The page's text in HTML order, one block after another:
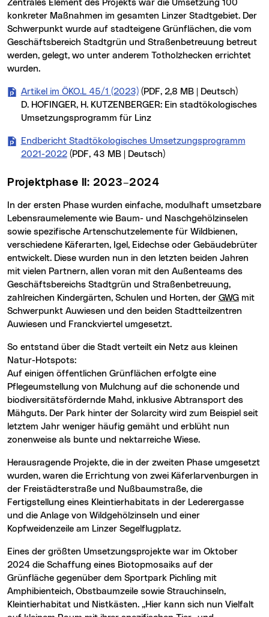
Zentrales Element des Projekts war die Umsetzung 100
konkreter Maßnahmen im gesamten Linzer Stadtgebiet. Der
Schwerpunkt wurde auf stadteigene Grünflächen, die vom
Geschäftsbereich Stadtgrün und Straßenbetreuung betreut
werden, gelegt, wo unter anderem Totholzhecken errichtet
wurden.
Artikel im ÖKO.L 45/1 (2023) (PDF, 2,8 MB | Deutsch)
D. HOFINGER, H. KUTZENBERGER: Ein stadtökologisches
Umsetzungsprogramm für Linz
Endbericht Stadtökologisches Umsetzungsprogramm
2021-2022 (PDF, 43 MB | Deutsch)
Projektphase II: 2023–2024
Lebensraumelemente wie Baum- und Naschgehölzinselen
sowie spezifische Artenschutzelemente für Wildbienen,
verschiedene Käferarten, Igel, Eidechse oder Gebäudebrüter
entwickelt. Diese wurden nun in den letzten beiden Jahren
mit vielen Partnern, allen voran mit den Außenteams des
Geschäftsbereichs Stadtgrün und Straßenbetreuung,
zahlreichen Kindergärten, Schulen und Horten, der GWG mit
Schwerpunkt Auwiesen und den beiden Stadtteilzentren
Auwiesen und Franckviertel umgesetzt.
So entstand über die Stadt verteilt ein Netz aus kleinen
Natur-Hotspots:
Auf einigen öffentlichen Grünflächen erfolgte eine
Pflegeumstellung von Mulchung auf die schonende und
biodiversitätsfördernde Mahd, inklusive Abtransport des
Mähguts. Der Park hinter der Solarcity wird zum Beispiel seit
letztem Jahr weniger häufig gemäht und erblüht nun
zonenweise als bunte und nektarreiche Wiese.
Herausragende Projekte, die in der zweiten Phase umgesetzt
wurden, waren die Errichtung von zwei Käferlarvenburgen in
der Freistädterstraße und Nußbaumstraße, die
Fertigstellung eines Kleintierhabitats in der Lederergasse
und die Anlage von Wildgehölzinseln und einer
Kopfweidenzeile am Linzer Segelflugplatz.
Eines der größten Umsetzungsprojekte war im Oktober
2024 die Schaffung eines Biotopmosaiks auf der
Grünfläche gegenüber dem Sportpark Pichling mit
Amphibienteich, Obstbaumzeile sowie Strauchinseln,
Kleintierhabitat und Nistkästen. „Hier kann sich nun Vielfalt